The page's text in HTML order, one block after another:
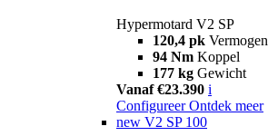
Hypermotard V2 SP
120,4 pk Vermogen
94 Nm Koppel
177 kg Gewicht
Vanaf €23.390 i
Configureer Ontdek meer
new V2 SP 100